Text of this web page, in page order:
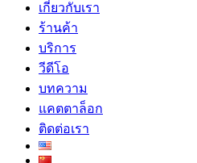
เกี่ยวกับเรา
ร้านค้า
บริการ
วีดีโอ
บทความ
แคตตาล็อก
ติดต่อเรา